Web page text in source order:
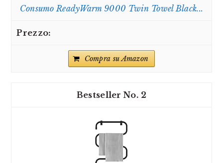
Consumo ReadyWarm 9000 Twin Towel Black...
Compra su Amazon
2